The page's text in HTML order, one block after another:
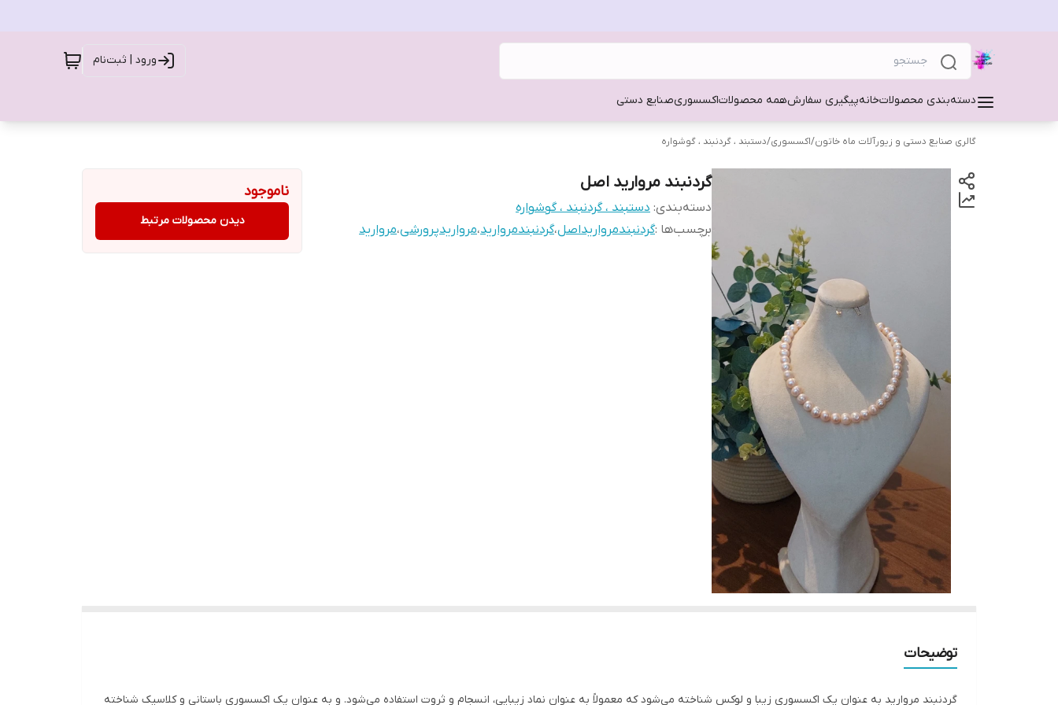
ورود | ثبت‌نام
دسته‌بندی محصولاتخانهپیگیری سفارشهمه محصولاتاکسسوریصنایع دستی
گالری صنایع دستی و زیورآلات ماه خاتون/اکسسوری/دستبند ، گردنبند ، گوشواره
گردنبند مروارید اصل
دسته‌بندی: دستبند ، گردنبند ، گوشواره
برچسب‌ها :گردنبندمرواریداصل،گردنبندمروارید،مرواریدپرورشی،مروارید
ناموجود
دیدن محصولات مرتبط
توضیحات
گردنبند مروارید به عنوان یک اکسسوری زیبا و لوکس شناخته می‌شود که معمولاً به عنوان نماد زیبایی، انسجام و ثروت استفاده می‌شود. و به عنوان یک اکسسوری باستانی و کلاسیک شناخته